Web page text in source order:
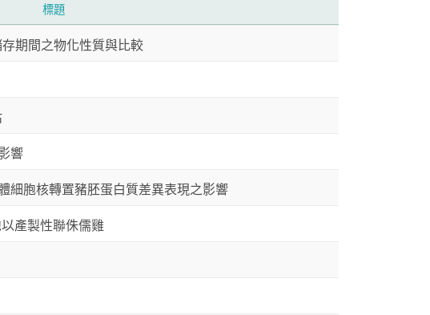
標題
期間之物化性質與比較
響
細胞核轉置豬胚蛋白質差異表現之影響
產製性聯侏儒雞